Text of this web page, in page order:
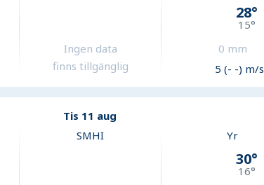
Ingen data
finns tillgänglig
28°
15°
0 mm
5 (- -) m/s
Tis 11 aug
SMHI Yr
30°
16°